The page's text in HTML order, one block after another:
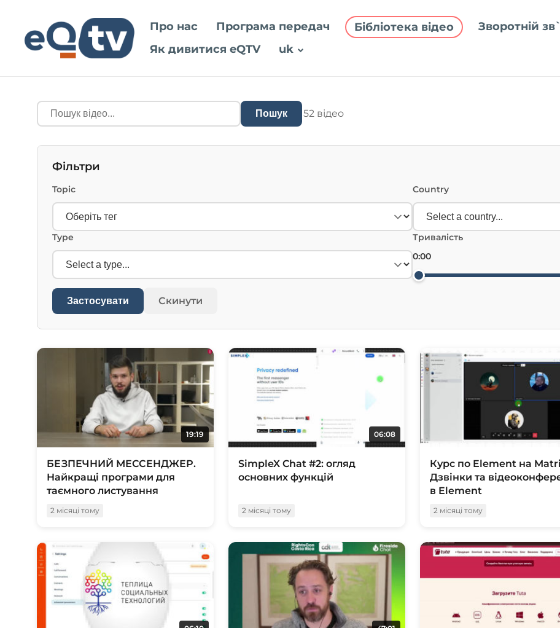
Про нас Програма передач Бібліотека відео
Зворотній
Як дивитися eQTV
uk
Пошук 52 відео
Фільтри
Topic Country
Type
Тривалість
0:00
Застосувати Скинути
19:19
БЕЗПЕЧНИЙ МЕССЕНДЖЕР.
Найкращі програми для
таємного листування
2 місяці тому
06:08
SimpleX Chat #2: огляд
основних функцій
2 місяці тому
Курс по Element на
Дзвінки та
в Element
2 місяці тому